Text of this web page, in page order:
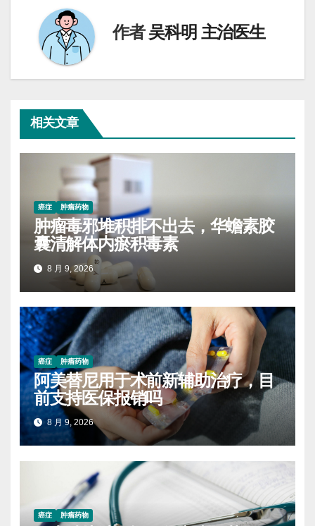
航
作者吴科明 主治医生
相关文章
癌症 肿瘤药物
肿瘤毒邪堆积排不出去，华蟾素胶
囊清解体内瘀积毒素
8 月 9, 2026
癌症 肿瘤药物
阿美替尼用于术前新辅助治疗，目
前支持医保报销吗
8 月 9, 2026
癌症 肿瘤药物